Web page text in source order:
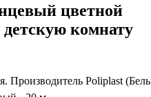
цветной
комнату
Производитель Poliplast